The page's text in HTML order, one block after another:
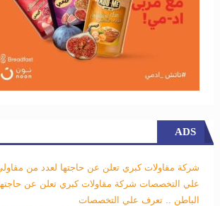
ADS
شركة مقاولات كبري تعلن عن حاجتها لعدد من
علي التخصصات شركة مقاولات كبري تعلن عن
الباطن .. تعرف علي التخصصات